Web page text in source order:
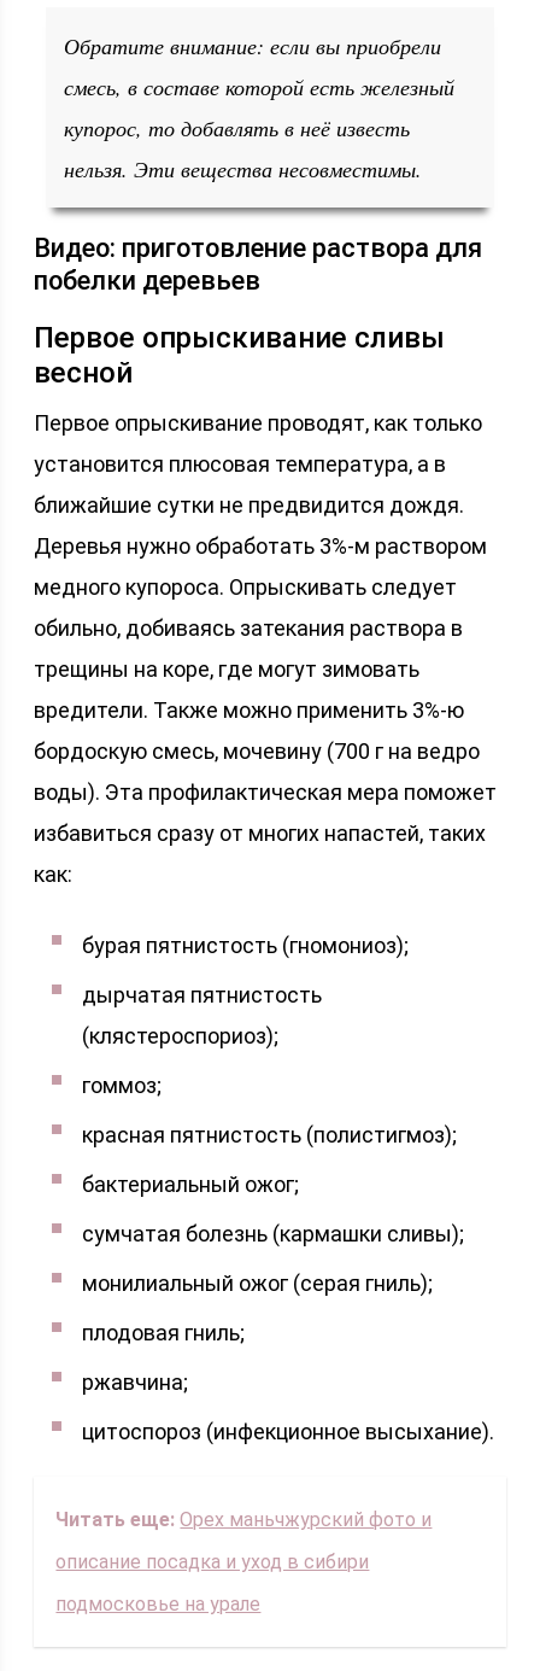
Обратите внимание: если вы приобрели
смесь, в составе которой есть железный
купорос, то добавлять в неё известь
нельзя. Эти вещества несовместимы.
Видео: приготовление раствора для
побелки деревьев
Первое опрыскивание сливы
весной
Первое опрыскивание проводят, как только
установится плюсовая температура, а в
ближайшие сутки не предвидится дождя.
Деревья нужно обработать 3%-м раствором
медного купороса. Опрыскивать следует
обильно, добиваясь затекания раствора в
трещины на коре, где могут зимовать
вредители. Также можно применить 3%-ю
бордоскую смесь, мочевину (700 г на ведро
воды). Эта профилактическая мера поможет
избавиться сразу от многих напастей, таких
как:
бурая пятнистость (гномониоз);
дырчатая пятнистость
(клястероспориоз);
гоммоз;
красная пятнистость (полистигмоз);
бактериальный ожог;
сумчатая болезнь (кармашки сливы);
монилиальный ожог (серая гниль);
плодовая гниль;
ржавчина;
цитоспороз (инфекционное высыхание).
Читать еще: Орех маньчжурский фото и
описание посадка и уход в сибири
подмосковье на урале